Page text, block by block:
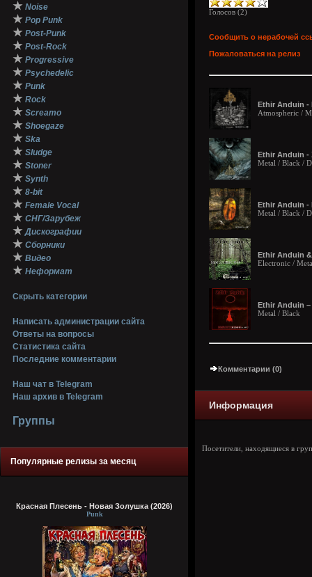
★ Noise
★ Pop Punk
★ Post-Punk
★ Post-Rock
★ Progressive
★ Psychedelic
★ Punk
★ Rock
★ Screamo
★ Shoegaze
★ Ska
★ Sludge
★ Stoner
★ Synth
★ 8-bit
★ Female Vocal
★ СНГ/Зарубеж
★ Дискографии
★ Сборники
★ Видео
★ Неформат
Скрыть категории
Написать администрации сайта
Ответы на вопросы
Статистика сайта
Последние комментарии
Наш чат в Telegram
Наш архив в Telegram
Группы
Популярные релизы за месяц
Красная Плесень - Новая Золушка (2026)
Punk
Голосов (2)
Сообщить о нерабочей
Пожаловаться на релиз
Ethir Anduin -
Atmospheric /
Ethir Anduin -
Metal / Black /
Ethir Anduin -
Metal / Black /
Ethir Anduin
Electronic /
Ethir Anduin –
Metal / Black
Комментарии (0)
Информация
Посетители, находящиеся в